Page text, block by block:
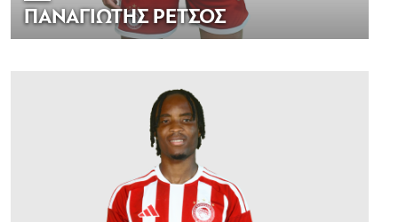
ΠΑΝΑΓΙΩΤΗΣ ΡΕΤΣΟΣ